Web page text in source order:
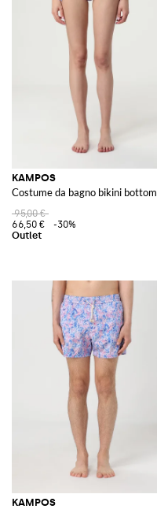
KAMPOS
Costume da bagno bikini bottom
95,00 €
66,50 €
-30%
KAMPOS